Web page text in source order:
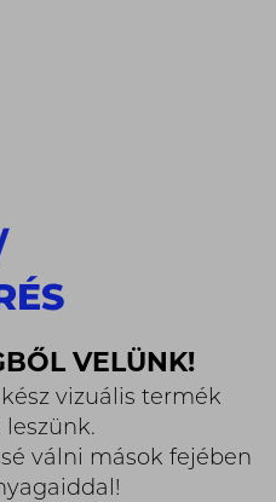
VELÜNK!
vizuális termék
válni mások fejében